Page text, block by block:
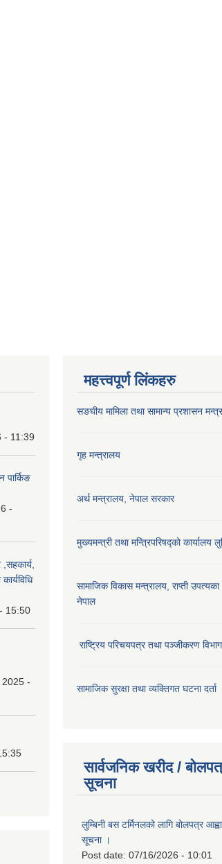
- 11:39
पार्किङ
-
,सहकार्य,
15:50
-
महत्त्वपूर्ण लिंकहरु
सङघीय मामिला तथा सामान्य प्रशासन
गृह मन्त्रालय
अर्थ मन्त्रालय, नेपाल सरकार
मुख्यमन्त्री तथा मन्त्रिपरिषद्को कार्यालय
सामाजिक विकास मन्‍‍त्रालय, राप्ती
नेपाल
राष्ट्रिय परिचयपत्र तथा पञ्जीकरण विभाग
सामाजिक सुरक्षा तथा व्यक्तिगत घटना दर्ता
सार्वजनिक खरीद /
सूचना
लुम्बिनी बस टर्मिनलको लागि बोलपत्र
सूचना ।
Post date: 07/16/2026 - 10:01